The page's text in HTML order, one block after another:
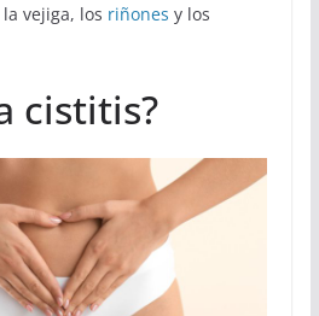
vejiga, los riñones y los
cistitis?